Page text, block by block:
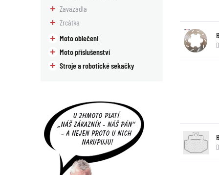
Zavazadla
Zrcátka
Moto oblečení
Moto příslušenství
Stroje a robotické sekačky